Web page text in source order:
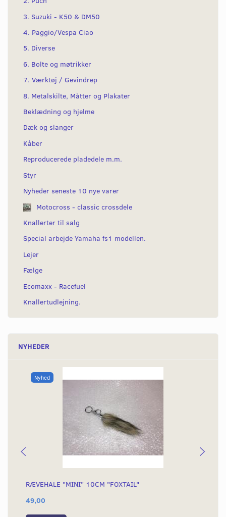
3. Suzuki - K50 & DM50
4. Paggio/Vespa Ciao
5. Diverse
6. Bolte og møtrikker
7. Værktøj / Gevindrep
8. Metalskilte, Måtter og Plakater
Beklædning og hjelme
Dæk og slanger
Kåber
Reproducerede pladedele m.m.
Styr
Nyheder seneste 10 nye varer
Motocross - classic crossdele
Knallerter til salg
Special arbejde Yamaha fs1 modellen.
Lejer
Fælge
Ecomaxx - Racefuel
Knallertudlejning.
NYHEDER
Nyhed
RÆVEHALE "MINI" 10CM "FOXTAIL"
49,00